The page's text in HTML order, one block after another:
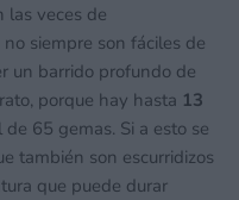
las veces de
siempre son fáciles de
un barrido profundo de
porque hay hasta 13
65 gemas. Si a esto se
también son escurridizos
que puede durar